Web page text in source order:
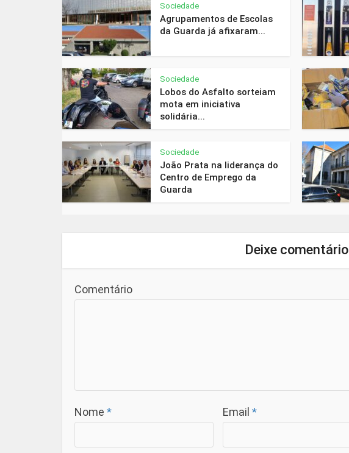
Sociedade
Agrupamentos de Escolas
da Guarda já afixaram...
Sociedade
Lobos do Asfalto sorteiam
mota em iniciativa
solidária...
Sociedade
João Prata na liderança do
Centro de Emprego da
Guarda
Deixe comentário
Comentário
Nome * Email *